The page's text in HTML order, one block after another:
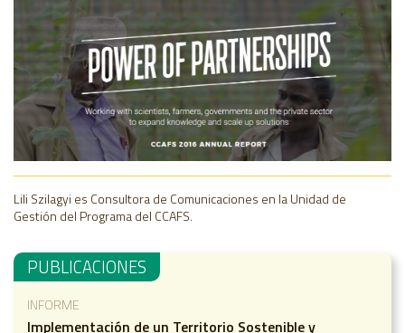
Lili Szilagyi es Consultora de Comunicaciones en la Unidad de
Gestión del Programa del CCAFS.
PUBLICACIONES
INFORME
Implementación de un Territorio Sostenible y